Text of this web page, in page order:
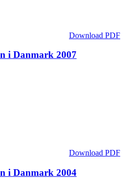
Download PDF
i Danmark 2007
Download PDF
i Danmark 2004